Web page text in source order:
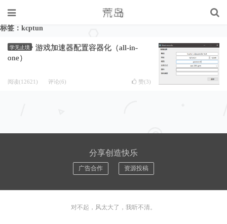
标签：kcptun
学无止境
游戏加速器配置容器化（all-in-
one）
阅读(12621) 评论(6) 赞(3)
分享创造快乐
广告合作 资源投稿
对不起，风太大了，我听不清。